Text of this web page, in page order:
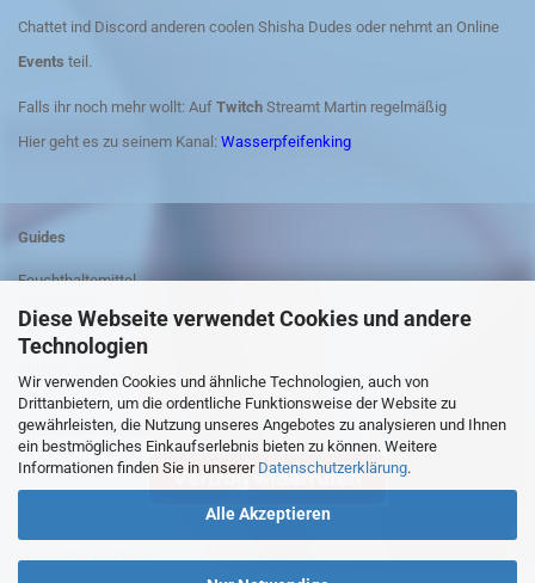
Diese Webseite verwendet Cookies und andere
Technologien
Wir verwenden Cookies und ähnliche Technologien, auch von
Drittanbietern, um die ordentliche Funktionsweise der Website zu
gewährleisten, die Nutzung unseres Angebotes zu analysieren und Ihnen
ein bestmögliches Einkaufserlebnis bieten zu können. Weitere
Informationen finden Sie in unserer Datenschutzerklärung.
Alle Akzeptieren
Chattet ind Discord anderen coolen Shisha Dudes oder nehmt an Online
Events teil.
Falls ihr noch mehr wollt: Auf Twitch Streamt Martin regelmäßig
Hier geht es zu seinem Kanal: Wasserpfeifenking
Guides
Feuchthaltemittel
Anleitung Shisha rauchen
Shisha-Kohle
WIEDERRUFSRECHT
VERTRAG WIDERRUFEN
Widerrufsbelehrung